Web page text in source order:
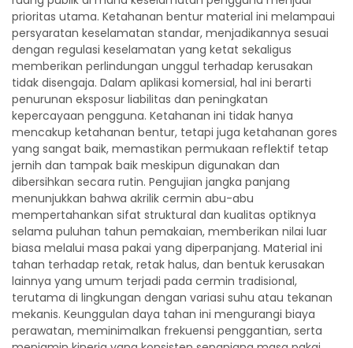
prioritas utama. Ketahanan bentur material ini melampaui
persyaratan keselamatan standar, menjadikannya sesuai
dengan regulasi keselamatan yang ketat sekaligus
memberikan perlindungan unggul terhadap kerusakan
tidak disengaja. Dalam aplikasi komersial, hal ini berarti
penurunan eksposur liabilitas dan peningkatan
kepercayaan pengguna. Ketahanan ini tidak hanya
mencakup ketahanan bentur, tetapi juga ketahanan gores
yang sangat baik, memastikan permukaan reflektif tetap
jernih dan tampak baik meskipun digunakan dan
dibersihkan secara rutin. Pengujian jangka panjang
menunjukkan bahwa akrilik cermin abu-abu
mempertahankan sifat struktural dan kualitas optiknya
selama puluhan tahun pemakaian, memberikan nilai luar
biasa melalui masa pakai yang diperpanjang. Material ini
tahan terhadap retak, retak halus, dan bentuk kerusakan
lainnya yang umum terjadi pada cermin tradisional,
terutama di lingkungan dengan variasi suhu atau tekanan
mekanis. Keunggulan daya tahan ini mengurangi biaya
perawatan, meminimalkan frekuensi penggantian, serta